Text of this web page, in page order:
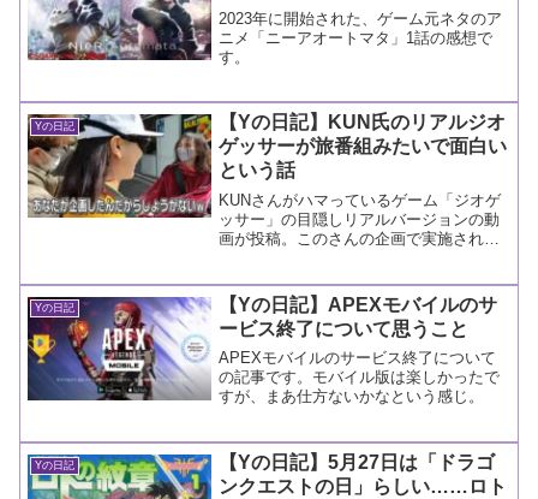
2023年に開始された、ゲーム元ネタのア
ニメ「ニーアオートマタ」1話の感想で
す。
Yの日記
【Yの日記】KUN氏のリアルジオ
ゲッサーが旅番組みたいで面白い
という話
KUNさんがハマっているゲーム「ジオゲ
ッサー」の目隠しリアルバージョンの動
画が投稿。このさんの企画で実施された
Yの日記
【Yの日記】APEXモバイルのサ
ービス終了について思うこと
APEXモバイルのサービス終了について
の記事です。モバイル版は楽しかったで
すが、まあ仕方ないかなという感じ。
Yの日記
【Yの日記】5月27日は「ドラゴ
ンクエストの日」らしい……ロト